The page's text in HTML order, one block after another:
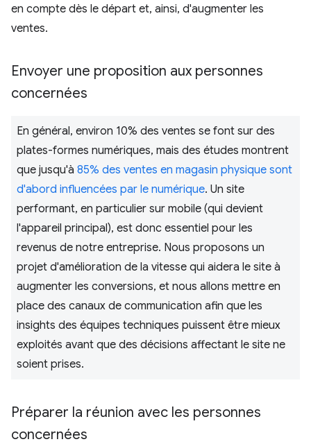
en compte dès le départ et, ainsi, d'augmenter les
ventes.
Envoyer une proposition aux personnes
concernées
En général, environ 10% des ventes se font sur des
plates-formes numériques, mais des études montrent
que jusqu'à 85% des ventes en magasin physique sont
d'abord influencées par le numérique. Un site
performant, en particulier sur mobile (qui devient
l'appareil principal), est donc essentiel pour les
revenus de notre entreprise. Nous proposons un
projet d'amélioration de la vitesse qui aidera le site à
augmenter les conversions, et nous allons mettre en
place des canaux de communication afin que les
insights des équipes techniques puissent être mieux
exploités avant que des décisions affectant le site ne
soient prises.
Préparer la réunion avec les personnes
concernées